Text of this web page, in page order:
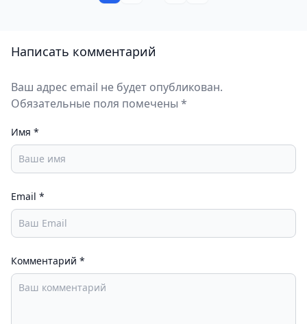
Написать комментарий
Ваш адрес email не будет опубликован.
Обязательные поля помечены *
Имя *
Email *
Комментарий *